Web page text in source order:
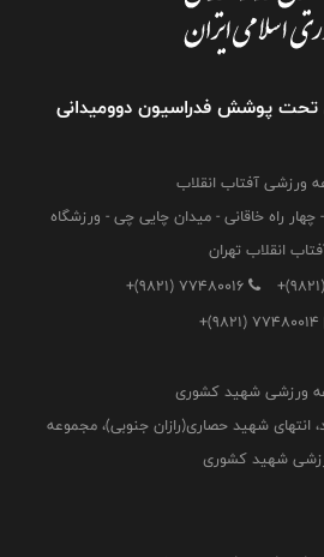
پوشش فدراسیون دوومیدانی
ورزشی آفتاب انقلاب
چهار راه خاقانی - میدان چایی چی - ورزشگاه
انقلاب تهران
+(9821) 77480016
+(9821) 77480014
ورزشی شهید کشوری
انتهای شهید حصاری(رازان جنوبی)، مجموعه
شهید کشوری